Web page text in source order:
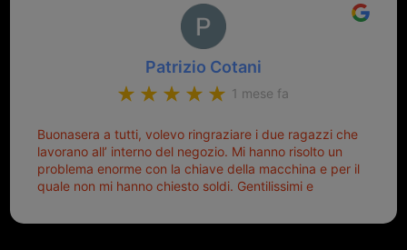
Patrizio Cotani
1 mese fa
Buonasera a tutti, volevo ringraziare i due ragazzi che
lavorano all’ interno del negozio. Mi hanno risolto un
problema enorme con la chiave della macchina e per il
quale non mi hanno chiesto soldi. Gentilissimi e
Sicuramente tornerò qui per qualsiasi altro problema.